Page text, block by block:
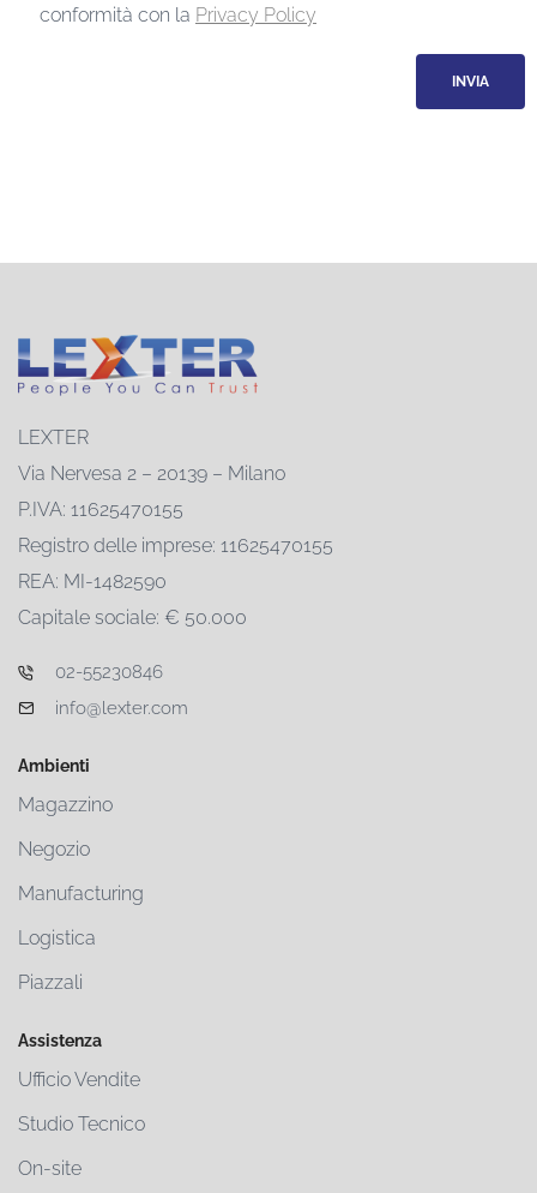
conformità con la Privacy Policy
LEXTER
Via Nervesa 2 – 20139 – Milano
P.IVA: 11625470155
Registro delle imprese: 11625470155
REA: MI-1482590
Capitale sociale: € 50.000
02-55230846
info@lexter.com
Ambienti
Magazzino
Negozio
Manufacturing
Logistica
Piazzali
Assistenza
Ufficio Vendite
Studio Tecnico
On-site